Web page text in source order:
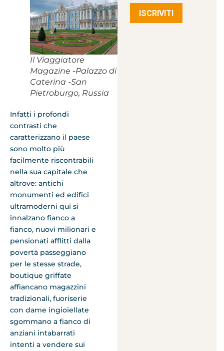
Il Viaggiatore
Magazine -Palazzo di
Caterina -San
Pietroburgo, Russia
Infatti i profondi
contrasti che
caratterizzano il paese
sono molto più
facilmente riscontrabili
nella sua capitale che
altrove: antichi
monumenti ed edifici
ultramoderni qui si
innalzano fianco a
fianco, nuovi milionari e
pensionati afflitti dalla
povertà passeggiano
per le stesse strade,
boutique griffate
affiancano magazzini
tradizionali, fuoriserie
con dame ingioiellate
sgommano a fianco di
anziani intabarrati
intenti a vendere sui
ISCRIVITI